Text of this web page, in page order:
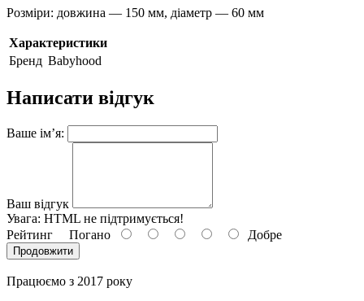
Розміри: довжина — 150 мм, діаметр — 60 мм
Характеристики
Бренд Babyhood
Написати відгук
Ваше ім’я:
Ваш відгук
Увага: HTML не підтримується!
Рейтинг Погано Добре
Продовжити
Працюємо з 2017 року